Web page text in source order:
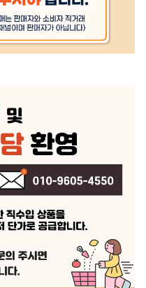
조
조
조
조